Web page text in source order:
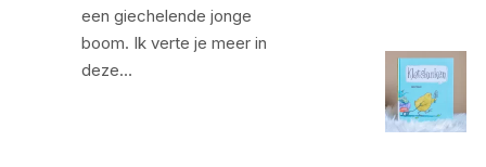
een giechelende jonge
boom. Ik verte je meer in
deze…